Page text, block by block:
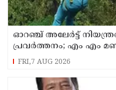
ഓറഞ്ച് അലേര്‍ട്ട്
പ്രവര്‍ത്തനം; എം എം
നടത്തുന്ന സിപ് ലൈന്‍
FRI,7 AUG 2026